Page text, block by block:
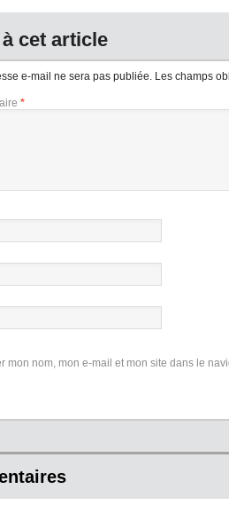
cet article
e-mail ne sera pas publiée. Les champs
*
mon nom, mon e-mail et mon site dans le